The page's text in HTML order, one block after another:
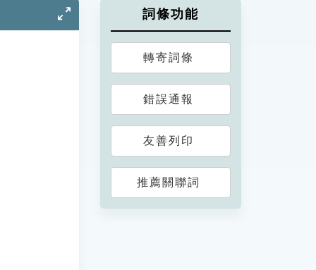
詞條功能
轉寄詞條
錯誤通報
友善列印
推薦關聯詞